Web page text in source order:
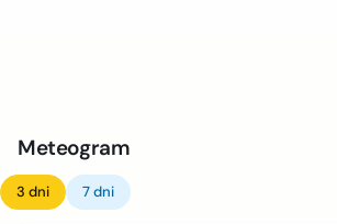
Meteogram
3 dni 7 dni